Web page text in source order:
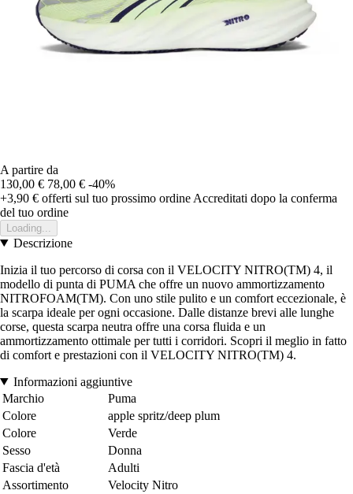
A partire da
130,00 € 78,00 € -40%
+3,90 € offerti sul tuo prossimo ordine Accreditati dopo la conferma
del tuo ordine
Loading...
Descrizione
Inizia il tuo percorso di corsa con il VELOCITY NITRO(TM) 4, il
modello di punta di PUMA che offre un nuovo ammortizzamento
NITROFOAM(TM). Con uno stile pulito e un comfort eccezionale, è
la scarpa ideale per ogni occasione. Dalle distanze brevi alle lunghe
corse, questa scarpa neutra offre una corsa fluida e un
ammortizzamento ottimale per tutti i corridori. Scopri il meglio in fatto
di comfort e prestazioni con il VELOCITY NITRO(TM) 4.
Informazioni aggiuntive
Marchio
Puma
Colore
apple spritz/deep plum
Colore
Verde
Sesso
Donna
Fascia d'età
Adulti
Assortimento
Velocity Nitro